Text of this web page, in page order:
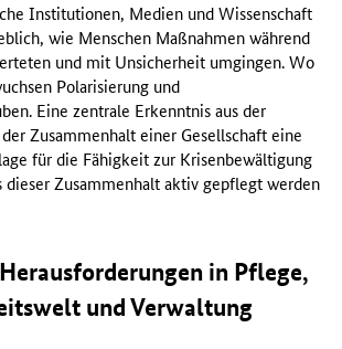
Institutionen, Medien und Wissenschaft
wie Menschen Maßnahmen während
und mit Unsicherheit umgingen. Wo
Polarisierung und
Eine zentrale Erkenntnis aus der
Zusammenhalt einer Gesellschaft eine
für die Fähigkeit zur Krisenbewältigung
dieser Zusammenhalt aktiv gepflegt werden
in Pflege,
und Verwaltung